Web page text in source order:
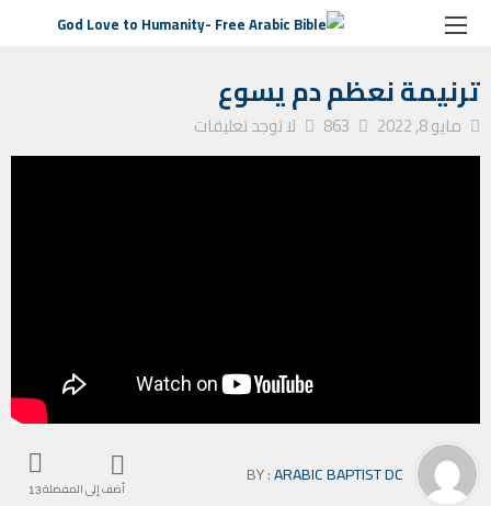
الصفحة الرئيسية ترانيم كنيسة ترنيمة نعظم دم يسوع
ترنيمة نعظم دم يسوع
مايو 8, 2022 863 لا توجد تعليقات
أضف إلى المفضلة13
BY :ARABIC BAPTIST DC